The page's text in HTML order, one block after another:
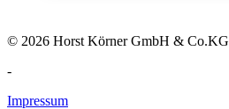
© 2026 Horst Körner GmbH & Co.KG
-
Impressum